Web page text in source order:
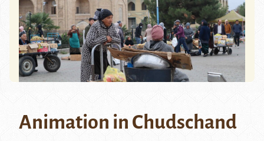
Animation in Chudschand